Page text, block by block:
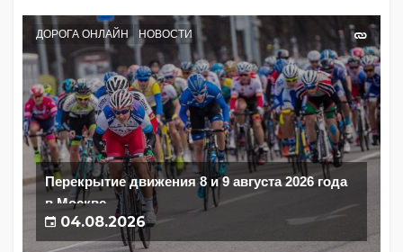
ДОРОГА ОНЛАЙН НОВОСТИ
Перекрытие движения 8 и 9 августа 2026 года
в Москве
04.08.2026